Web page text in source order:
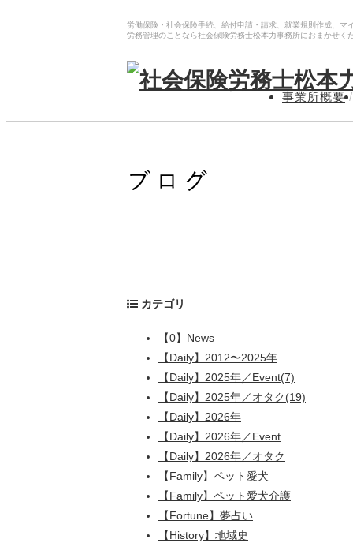
労働保険・社会保険手続、給付申請・請求、就業規則作成、マ
労務管理のことなら社会保険労務士松本力事務所におまかせく
事業所概要 /
カテゴリ
【0】News
【Daily】2012〜2025年
【Daily】2025年／Event(7)
【Daily】2025年／オタク(19)
【Daily】2026年
【Daily】2026年／Event
【Daily】2026年／オタク
【Family】ペット愛犬
【Family】ペット愛犬介護
【Fortune】夢占い
【History】地域史